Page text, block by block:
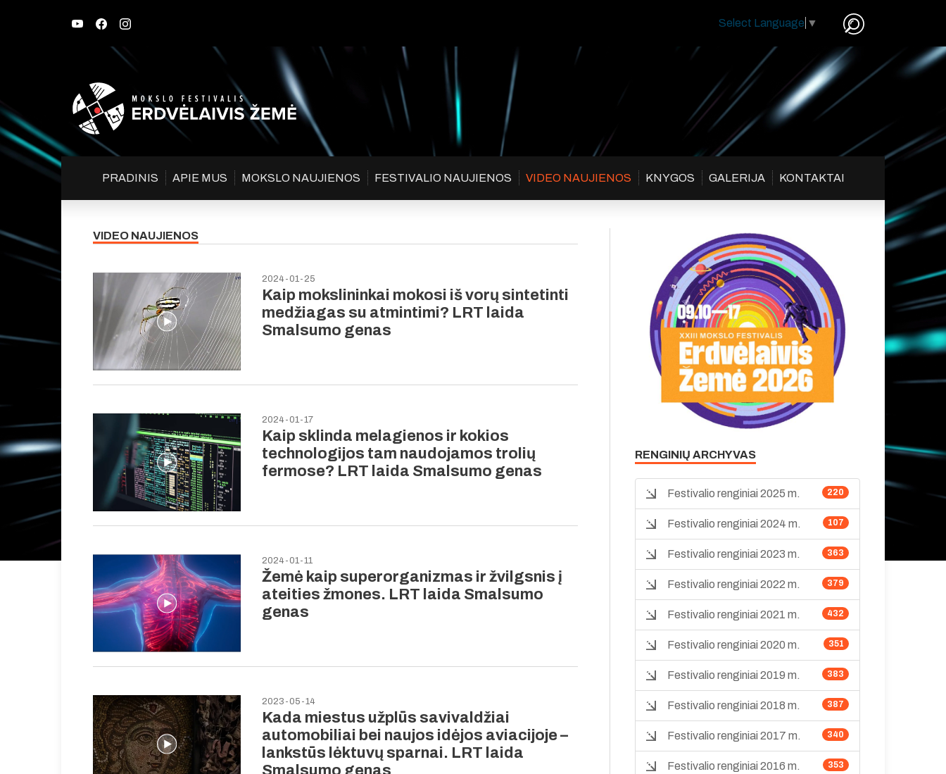
Select Language ▼
PRADINIS APIE MUS MOKSLO NAUJIENOS FESTIVALIO NAUJIENOS VIDEO NAUJIENOS KNYGOS GALERIJA KONTAKTAI
VIDEO NAUJIENOS
2024-01-25
Kaip mokslininkai mokosi iš vorų sintetinti
medžiagas su atmintimi? LRT laida
Smalsumo genas
2024-01-17
Kaip sklinda melagienos ir kokios
technologijos tam naudojamos trolių
fermose? LRT laida Smalsumo genas
2024-01-11
Žemė kaip superorganizmas ir žvilgsnis į
ateities žmones. LRT laida Smalsumo
genas
2023-05-14
Kada miestus užplūs savivaldžiai
automobiliai bei naujos idėjos aviacijoje –
lankstūs lėktuvų sparnai. LRT laida
Smalsumo genas
RENGINIŲ ARCHYVAS
220
Festivalio renginiai 2025 m.
107
Festivalio renginiai 2024 m.
363
Festivalio renginiai 2023 m.
379
Festivalio renginiai 2022 m.
432
Festivalio renginiai 2021 m.
351
Festivalio renginiai 2020 m.
383
Festivalio renginiai 2019 m.
387
Festivalio renginiai 2018 m.
340
Festivalio renginiai 2017 m.
353
Festivalio renginiai 2016 m.